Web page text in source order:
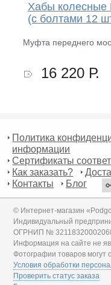
Хабы
(с болтами 12
Муфта переднего
16 220 Р.
Политика
информации
Сертификаты
Как заказать?
Контакты
Блог
© Интернет-магазин
Индивидуальный
ОГРНИП №
Информация на сайте не
Фотографии товаров могут
Условия обработки
Проверить статус заказа